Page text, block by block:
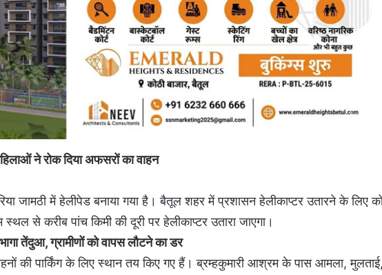
ने रोक दिया अफसरों का वाहन
जामठी में हेलीपेड बनाया गया है। बैतूल शहर में प्रशासन हेलीकाप्टर उतारने के लिए
से करीब पांच किमी की दूरी पर हेलीकाप्टर उतारा जाएगा।
तेंदुआ, ग्रामीणों को वापस लौटने का डर
की पार्किंग के लिए स्थान तय किए गए हैं। ब्रम्हकुमारी आश्रम के पास आमला, मुलताई,